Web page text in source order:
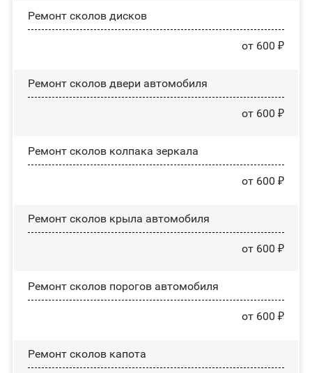
Ремонт сколов дисков
от 600 ₽
Ремонт сколов двери автомобиля
от 600 ₽
Ремонт сколов колпака зеркала
от 600 ₽
Ремонт сколов крыла автомобиля
от 600 ₽
Ремонт сколов порогов автомобиля
от 600 ₽
Ремонт сколов капота